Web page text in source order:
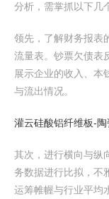
分析，需掌抓以下几
领先，了解财务报表
流量表。钞票欠债表
展示企业的收入、本
与流出情况。
灌云硅酸铝纤维板-
其次，进行横向与纵
务数据进行比拟，不
运筹帷幄与行业平均